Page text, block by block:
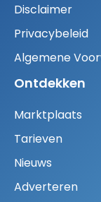
Disclaimer
Privacybeleid
Algemene
Ontdekken
Marktplaats
Tarieven
Nieuws
Adverteren